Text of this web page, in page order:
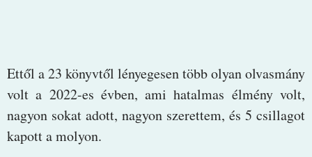
Ettől a 23 könyvtől lényegesen több olyan olvasmány
volt a 2022-es évben, ami hatalmas élmény volt,
nagyon sokat adott, nagyon szerettem, és 5 csillagot
kapott a molyon.